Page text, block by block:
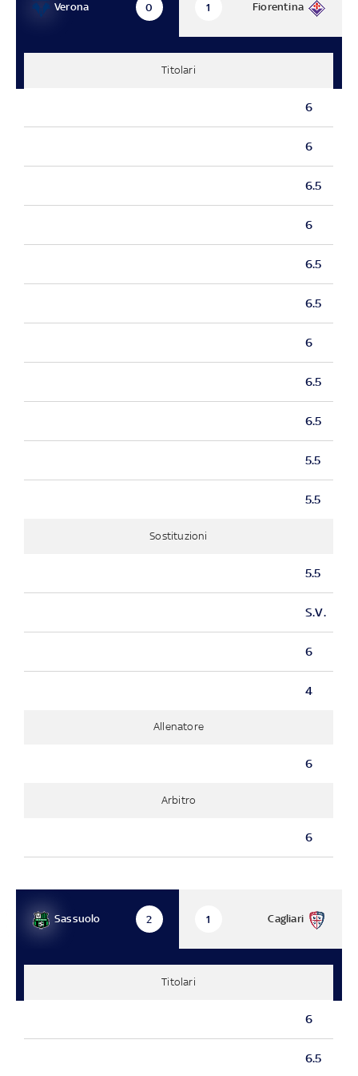
Verona 0 Fiorentina
1
Titolari
6
6
6.5
6
6.5
6.5
6
6.5
6.5
5.5
5.5
Sostituzioni
5.5
S.V.
6
4
Allenatore
6
Arbitro
6
Sassuolo 2 Cagliari
1
Titolari
6
6.5